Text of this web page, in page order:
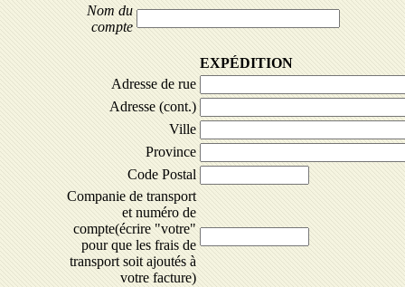
Nom du
compte
EXPÉDITION
Adresse de rue
Adresse (cont.)
Ville
Province
Code Postal
Companie de transport
et numéro de
compte(écrire "votre"
pour que les frais de
transport soit ajoutés à
votre facture)